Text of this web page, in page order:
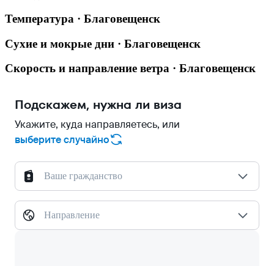
Температура · Благовещенск
Сухие и мокрые дни · Благовещенск
Скорость и направление ветра · Благовещенск
Подскажем, нужна ли виза
Укажите, куда направляетесь, или
выберите случайно
Ваше гражданство
Направление